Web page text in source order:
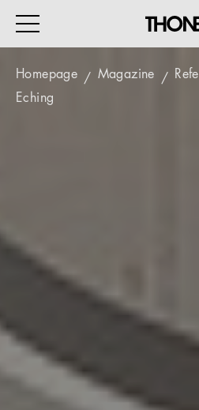
Magazine
References
Homepage Magazine
Eching